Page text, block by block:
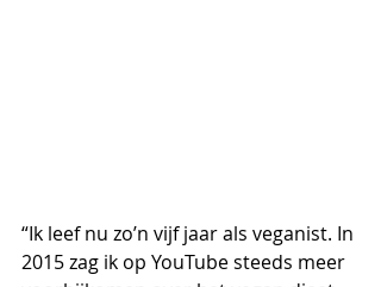
“Ik leef nu zo’n vijf jaar als veganist. In
2015 zag ik op YouTube steeds meer